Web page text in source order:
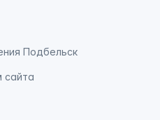
Подбельск
сайта